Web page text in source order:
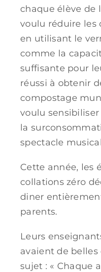
chaque élève de
voulu réduire les
en utilisant le
comme la
suffisante pour
réussi à obtenir
compostage
voulu
la
spectacle
Cette année, les
collations zéro
diner
parents.
Leurs
avaient de belles
sujet : « Chaque